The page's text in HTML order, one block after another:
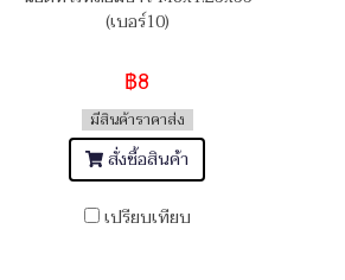
(เบอร์10)
฿8
มีสินค้าราคาส่ง
สั่งซื้อสินค้า
เปรียบเทียบ